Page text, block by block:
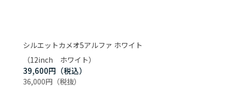
シルエットカメオ5アルファ ホワイト
（12inch ホワイト）
39,600円
36,000円